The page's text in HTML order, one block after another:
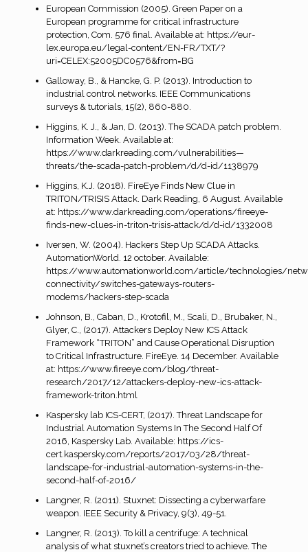
European Commission (2005). Green Paper on a
European programme for critical infrastructure
protection, Com. 576 final. Available at: https://eur-
lex.europa.eu/legal-content/EN-FR/TXT/?
uri=CELEX:52005DC0576&from=BG
Galloway, B., & Hancke, G. P. (2013). Introduction to
industrial control networks. IEEE Communications
surveys & tutorials, 15(2), 860-880.
Higgins, K. J., & Jan, D. (2013). The SCADA patch problem.
Information Week. Available at:
https://www.darkreading.com/vulnerabilities—
threats/the-scada-patch-problem/d/d-id/1138979
Higgins, K.J. (2018). FireEye Finds New Clue in
TRITON/TRISIS Attack. Dark Reading, 6 August. Available
at: https://www.darkreading.com/operations/fireeye-
finds-new-clues-in-triton-trisis-attack/d/d-id/1332008
Iversen, W. (2004). Hackers Step Up SCADA Attacks.
AutomationWorld. 12 october. Available:
https://www.automationworld.com/article/technologies/
connectivity/switches-gateways-routers-
modems/hackers-step-scada
Johnson, B., Caban, D., Krotofil, M., Scali, D., Brubaker, N.,
Glyer, C., (2017). Attackers Deploy New ICS Attack
Framework “TRITON” and Cause Operational Disruption
to Critical Infrastructure. FireEye. 14 December. Available
at: https://www.fireeye.com/blog/threat-
research/2017/12/attackers-deploy-new-ics-attack-
framework-triton.html
Kaspersky lab ICS-CERT, (2017). Threat Landscape for
Industrial Automation Systems In The Second Half Of
2016, Kaspersky Lab. Available: https://ics-
cert.kaspersky.com/reports/2017/03/28/threat-
landscape-for-industrial-automation-systems-in-the-
second-half-of-2016/
Langner, R. (2011). Stuxnet: Dissecting a cyberwarfare
weapon. IEEE Security & Privacy, 9(3), 49-51.
Langner, R. (2013). To kill a centrifuge: A technical
analysis of what stuxnet’s creators tried to achieve. The